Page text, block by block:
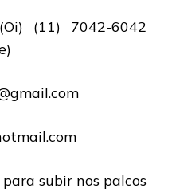
(11) 7042-6042
subir nos palcos